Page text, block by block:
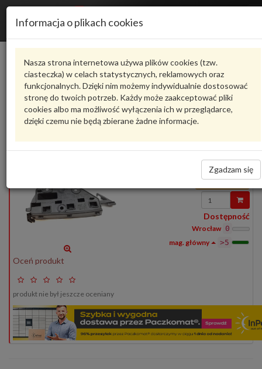
Informacja o plikach cookies
Nasza strona internetowa używa plików cookies (tzw.
ciasteczka) w celach statystycznych, reklamowych oraz
funkcjonalnych. Dzięki nim możemy indywidualnie dostosować
stronę do twoich potrzeb. Każdy może zaakceptować pliki
cookies albo ma możliwość wyłączenia ich w przeglądarce,
dzięki czemu nie będą zbierane żadne informacje.
Zgadzam się
Producent Dostępne Cena
Produkty
Pokaż pełny opis Zadaj pytanie o produkt
139,38 zł
Wprowadź
ilość
Dostępność
Wrocław 0
>5
Oceń produkt
produkt nie był jeszcze oceniany